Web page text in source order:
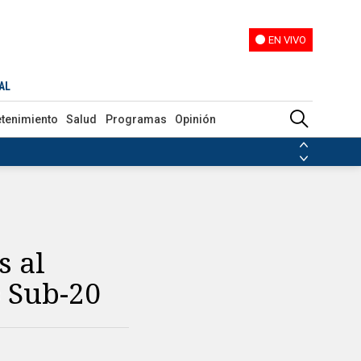
EN VIVO
Salud Programas Opinión
al
20